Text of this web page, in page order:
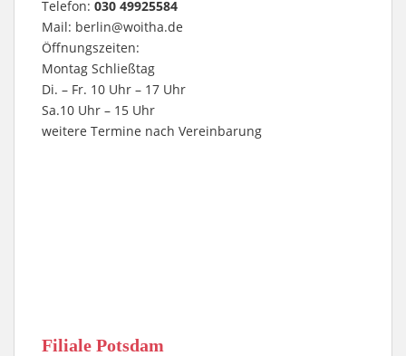
Telefon: 030 49925584
Mail: berlin@woitha.de
Öffnungszeiten:
Montag Schließtag
Di. – Fr. 10 Uhr – 17 Uhr
Sa.10 Uhr – 15 Uhr
weitere Termine nach Vereinbarung
Filiale Potsdam